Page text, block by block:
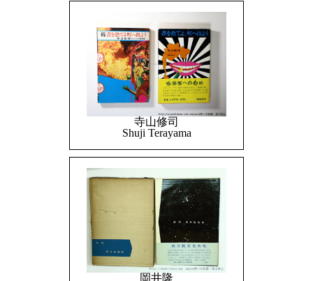
寺山修司
Shuji Terayama
岡井隆